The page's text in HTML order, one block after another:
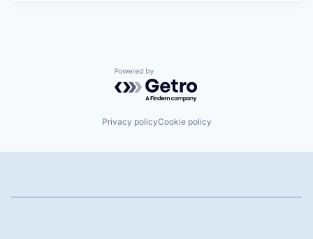
Powered by Getro.com
Privacy policyCookie policy